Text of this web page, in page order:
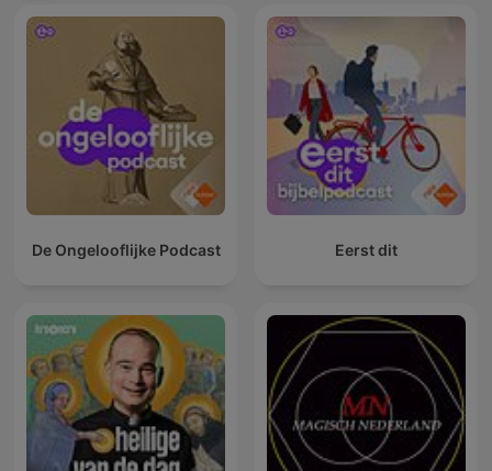
De Ongelooflijke Podcast Eerst dit